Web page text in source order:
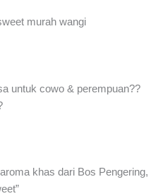
untuk cowo & perempuan??
khas dari Bos Pengering,